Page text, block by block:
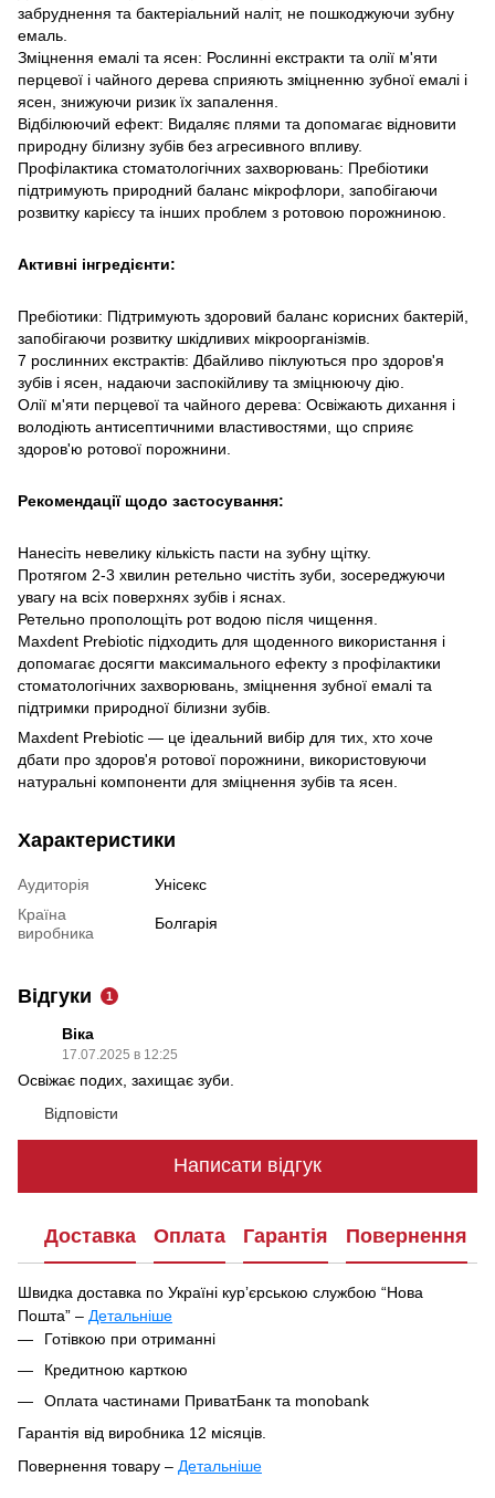
забруднення та бактеріальний наліт, не пошкоджуючи зубну
емаль.
Зміцнення емалі та ясен: Рослинні екстракти та олії м'яти
перцевої і чайного дерева сприяють зміцненню зубної емалі і
ясен, знижуючи ризик їх запалення.
Відбілюючий ефект: Видаляє плями та допомагає відновити
природну білизну зубів без агресивного впливу.
Профілактика стоматологічних захворювань: Пребіотики
підтримують природний баланс мікрофлори, запобігаючи
розвитку карієсу та інших проблем з ротовою порожниною.
Активні інгредієнти:
Пребіотики: Підтримують здоровий баланс корисних бактерій,
запобігаючи розвитку шкідливих мікроорганізмів.
7 рослинних екстрактів: Дбайливо піклуються про здоров'я
зубів і ясен, надаючи заспокійливу та зміцнюючу дію.
Олії м'яти перцевої та чайного дерева: Освіжають дихання і
володіють антисептичними властивостями, що сприяє
здоров'ю ротової порожнини.
Рекомендації щодо застосування:
Нанесіть невелику кількість пасти на зубну щітку.
Протягом 2-3 хвилин ретельно чистіть зуби, зосереджуючи
увагу на всіх поверхнях зубів і яснах.
Ретельно прополощіть рот водою після чищення.
Maxdent Prebiotic підходить для щоденного використання і
допомагає досягти максимального ефекту з профілактики
стоматологічних захворювань, зміцнення зубної емалі та
підтримки природної білизни зубів.
Maxdent Prebiotic — це ідеальний вибір для тих, хто хоче
дбати про здоров'я ротової порожнини, використовуючи
натуральні компоненти для зміцнення зубів та ясен.
Характеристики
Аудиторія
Унісекс
Країна
виробника
Болгарія
Відгуки 1
Віка
17.07.2025 в 12:25
Освіжає подих, захищає зуби.
Відповісти
Написати відгук
Доставка Оплата Гарантія Повернення
Швидка доставка по Україні курʼєрською службою “Нова
Пошта” – Детальніше
Під час оформлення замовлення ви можете вибрати зручний
спосіб отримання посилки:
У найближчому відділенні чи поштоматі Нової Пошти
Кур'єрська доставка за вказаною адресою
Ваше замовлення буде відправлено в цей самий день після
підтвердження, якщо воно оформлене до 16:00. Якщо
Готівкою при отриманні
Кредитною карткою
Оплата частинами ПриватБанк та monobank
Гарантія від виробника 12 місяців.
Повернення товару – Детальніше